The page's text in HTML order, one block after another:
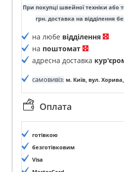
При покупці швейної техніки або
грн. доставка на відділення
на любе відділення
на поштомат
адресна доставка
самовивіз: м. Київ, вул.
Оплата
готівкою
безготівковим
Visa